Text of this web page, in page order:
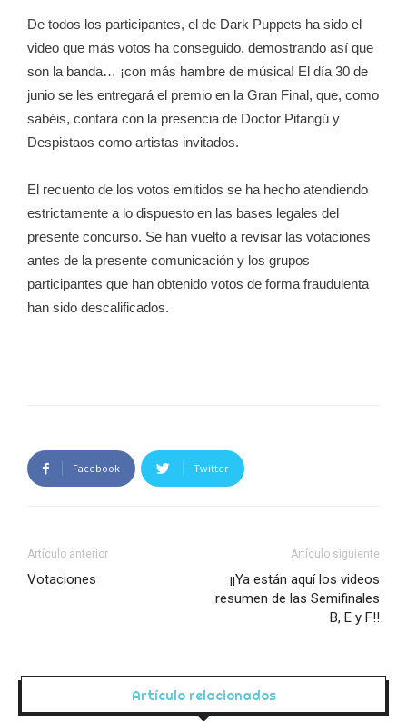
De todos los participantes, el de Dark Puppets ha sido el
video que más votos ha conseguido, demostrando así que
son la banda… ¡con más hambre de música! El día 30 de
junio se les entregará el premio en la Gran Final, que, como
sabéis, contará con la presencia de Doctor Pitangú y
Despistaos como artistas invitados.
El recuento de los votos emitidos se ha hecho atendiendo
estrictamente a lo dispuesto en las bases legales del
presente concurso. Se han vuelto a revisar las votaciones
antes de la presente comunicación y los grupos
participantes que han obtenido votos de forma fraudulenta
han sido descalificados.
Facebook Twitter
Artículo anterior
Votaciones
Artículo siguiente
¡¡Ya están aquí los videos
resumen de las Semifinales
B, E y F!!
Artículo relacionados